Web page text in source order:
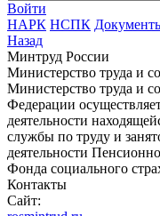
Войти
НАРК НСПК
Назад
Минтруд России
Министерство труда и
Министерство труда и
Федерации
деятельности
службы по труду и
деятельности
Фонда социального
Контакты
Сайт: